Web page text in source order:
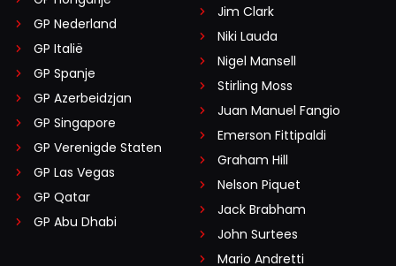
GP Nederland
GP Italië
GP Spanje
GP Azerbeidzjan
GP Singapore
GP Verenigde Staten
GP Las Vegas
GP Qatar
GP Abu Dhabi
Jim Clark
Niki Lauda
Nigel Mansell
Stirling Moss
Juan Manuel Fangio
Emerson Fittipaldi
Graham Hill
Nelson Piquet
Jack Brabham
John Surtees
Mario Andretti